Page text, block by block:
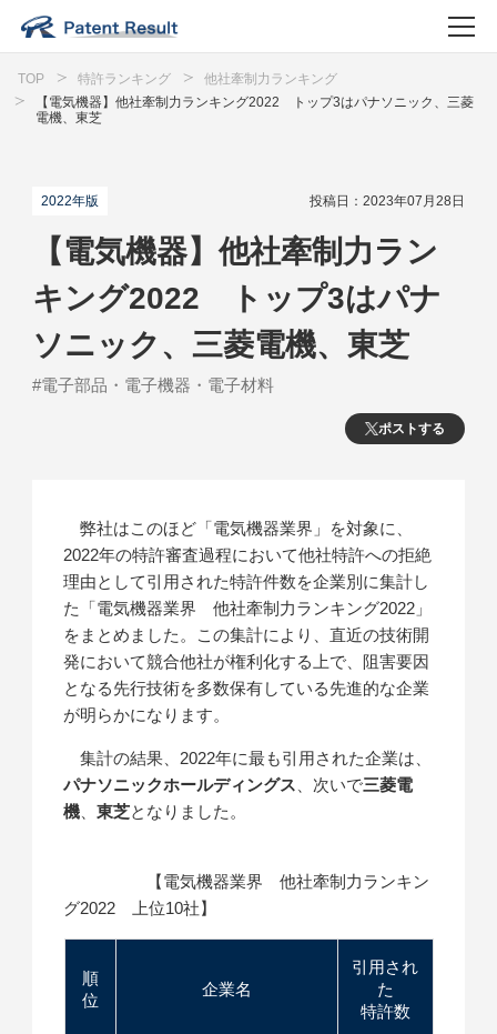
TOP 特許ランキング
他社牽制力ランキング
【電気機器】他社牽制力ランキング2022 トップ3はパナソニック、三菱
電機、東芝
2022年版 投稿日：2023年07月28日
ポストする
【電気機器】他社牽制力ラン
キング2022 トップ3はパナ
ソニック、三菱電機、東芝
#電子部品・電子機器・電子材料
弊社はこのほど「電気機器業界」を対象に、
2022年の特許審査過程において他社特許への拒絶
理由として引用された特許件数を企業別に集計し
た「電気機器業界 他社牽制力ランキング2022」
をまとめました。この集計により、直近の技術開
発において競合他社が権利化する上で、阻害要因
となる先行技術を多数保有している先進的な企業
が明らかになります。
集計の結果、2022年に最も引用された企業は、
パナソニックホールディングス 、次いで三菱電
機 、東芝となりました。
【電気機器業界 他社牽制力ランキン
グ2022 上位10社】
順
位
企業名
引用され
た
特許数